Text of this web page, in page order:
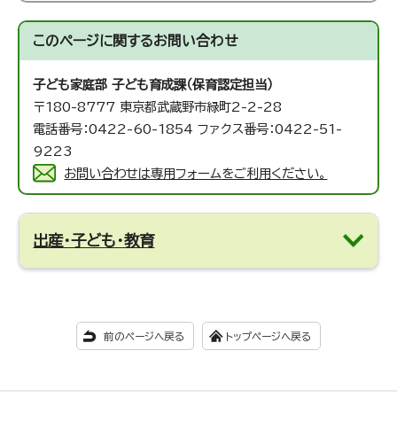
このページに関するお問い合わせ
子ども家庭部 子ども育成課（保育認定担当）
〒180-8777 東京都武蔵野市緑町2-2-28
電話番号：0422-60-1854 ファクス番号：0422-51-
9223
お問い合わせは専用フォームをご利用ください。
出産・子ども・教育
前のページへ戻る トップページへ戻る